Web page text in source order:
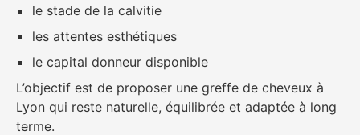
le stade de la calvitie
les attentes esthétiques
le capital donneur disponible
L’objectif est de proposer une greffe de cheveux à
Lyon qui reste naturelle, équilibrée et adaptée à long
terme.